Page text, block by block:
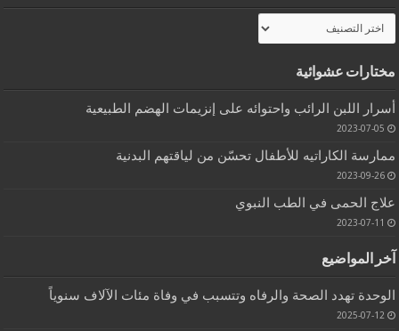
تصنيفات
مختارات عشوائية
أسرار اللبن الرائب واحتوائه على إنزيمات الهضم الطبيعية
2023-07-05
ممارسة الكاراتيه للأطفال تحسّن من لياقتهم البدنية
2023-09-26
علاج الحمى في الطب النبوي
2023-07-11
آخر المواضيع
الوحدة تهدد الصحة والرفاه وتتسبب في وفاة مئات الآلاف سنوياً
2025-07-12